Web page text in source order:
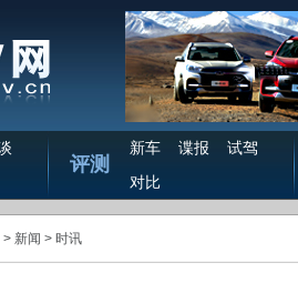
评测
新车 谍报
试驾
对比
> 新闻 > 时讯